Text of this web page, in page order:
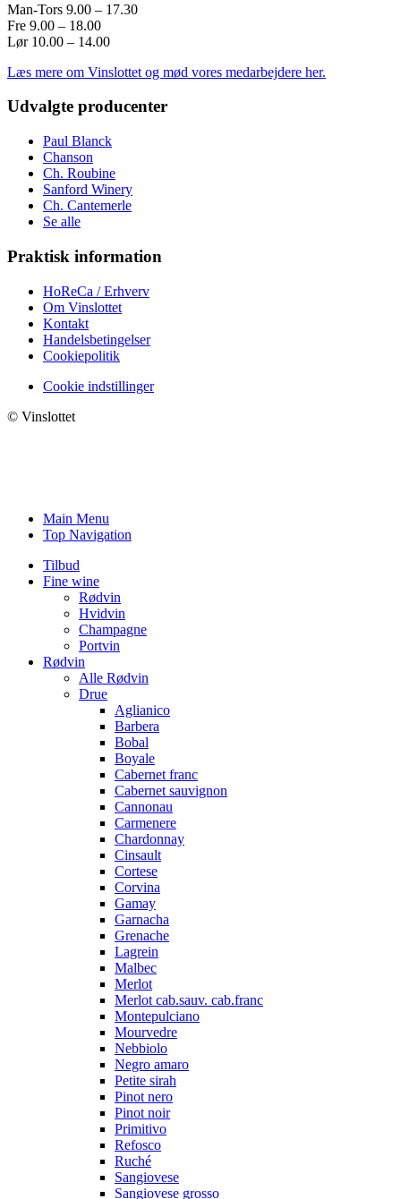
Man-Tors 9.00 – 17.30
Fre 9.00 – 18.00
Lør 10.00 – 14.00
Læs mere om Vinslottet og mød vores medarbejdere her.
Udvalgte producenter
Paul Blanck
Chanson
Ch. Roubine
Sanford Winery
Ch. Cantemerle
Se alle
Praktisk information
HoReCa / Erhverv
Om Vinslottet
Kontakt
Handelsbetingelser
Cookiepolitik
Cookie indstillinger
© Vinslottet
Main Menu
Top Navigation
Tilbud
Fine wine
Rødvin
Hvidvin
Champagne
Portvin
Rødvin
Alle Rødvin
Drue
Aglianico
Barbera
Bobal
Boyale
Cabernet franc
Cabernet sauvignon
Cannonau
Carmenere
Chardonnay
Cinsault
Cortese
Corvina
Gamay
Garnacha
Grenache
Lagrein
Malbec
Merlot
Merlot cab.sauv. cab.franc
Montepulciano
Mourvedre
Nebbiolo
Negro amaro
Petite sirah
Pinot nero
Pinot noir
Primitivo
Refosco
Ruché
Sangiovese
Sangiovese grosso